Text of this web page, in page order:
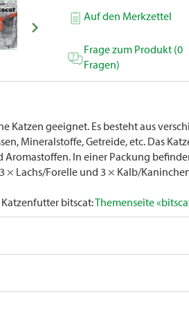
Auf den Merkzettel
Frage zum Produkt (0
Fragen)
Katzen geeignet. Es besteht aus
Mineralstoffe, Getreide, etc. Das
In einer Packung
× Lachs/Forelle und 3 × Kalb/
bitscat:Themenseite